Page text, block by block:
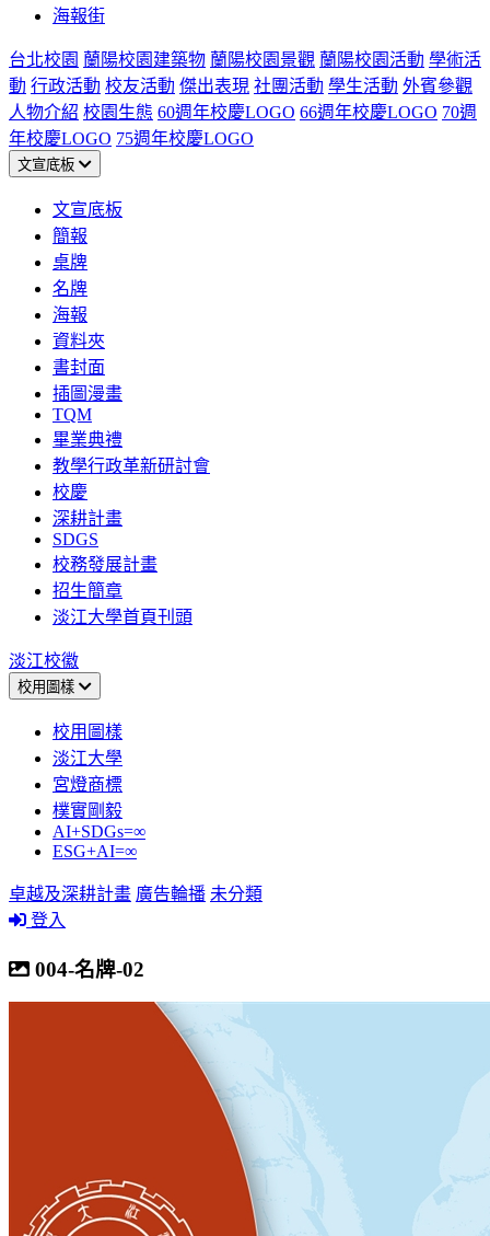
海報街
台北校園 蘭陽校園建築物 蘭陽校園景觀 蘭陽校園活動 學術活
動 行政活動 校友活動 傑出表現 社團活動 學生活動 外賓參觀
人物介紹 校園生態 60週年校慶LOGO 66週年校慶LOGO 70週
年校慶LOGO 75週年校慶LOGO
文宣底板
文宣底板
簡報
桌牌
名牌
海報
資料夾
書封面
插圖漫畫
TQM
畢業典禮
教學行政革新研討會
校慶
深耕計畫
SDGS
校務發展計畫
招生簡章
淡江大學首頁刊頭
淡江校徽
校用圖樣
校用圖樣
淡江大學
宮燈商標
樸實剛毅
AI+SDGs=∞
ESG+AI=∞
卓越及深耕計畫 廣告輪播 未分類
登入
004-名牌-02